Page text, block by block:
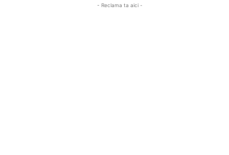
- Reclama ta aici -